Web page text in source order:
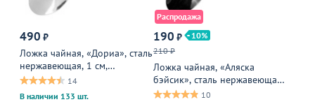
490 ₽
Ложка чайная, «Дориа», сталь
нержавеющая, 1 см,
металлическая, черный
14
В наличии 133 шт.
Распродажа
190 ₽
10
210 ₽
Ложка чайная, «Аляска
бэйсик», сталь нержавеющая,
3 мм, металлическая
10